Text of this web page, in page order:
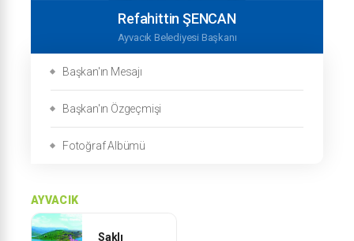
Refahittin ŞENCAN
Ayvacık Belediyesi Başkanı
Başkan'ın Mesajı
Başkan'ın Özgeçmişi
Fotoğraf Albümü
AYVACIK
Saklı